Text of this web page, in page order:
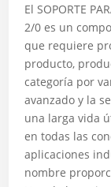
El SOPORTE
2/0 es un
que requiere
producto,
categoría por
avanzado y la
una larga vida
en todas las
aplicaciones
nombre